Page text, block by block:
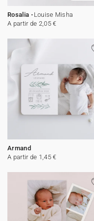
Rosalia
Louise Misha
A partir de 2,05 €
Armand
A partir de 1,45 €